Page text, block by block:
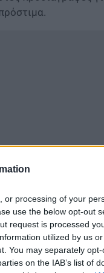
or processing of your
use the below opt-out
request is processed
utilized by us
You may separately
on the IAB’s list of
τον τρόπο που θα
αγωγή.